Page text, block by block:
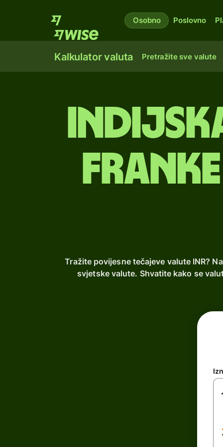
Osobno Poslovno
Kalkulator valuta Pretražite sve valute
Tražite povijesne tečajeve valute INR?
svjetske valute. Shvatite kako se